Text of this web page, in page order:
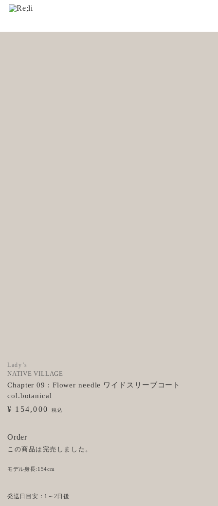
Lady’s
NATIVE VILLAGE
Chapter 09 : Flower needle ワイドスリーブコート
col.botanical
¥ 154,000 税込
Order
この商品は完売しました。
モデル身長:154cm
発送日目安：1～2日後